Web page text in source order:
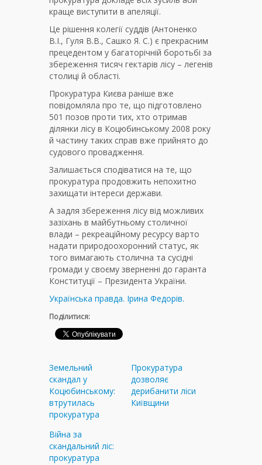
краще виступити в апеляції.
Це рішення колегії суддів (Антоненко
В.І., Гуля В.В., Сашко Я. С.) є прекрасним
прецедентом у багаторічній боротьбі за
збереження тисяч гектарів лісу – легенів
столиці й області.
Прокуратура Києва раніше вже
повідомляла про те, що підготовлено
501 позов проти тих, хто отримав
ділянки лісу в Коцюбинському 2008 року
й частину таких справ вже прийнято до
судового провадження.
Залишається сподіватися на те, що
прокуратура продовжить непохитно
захищати інтереси держави.
А задля збереження лісу від можливих
зазіхань в майбутньому столичної
влади – рекреаційному ресурсу варто
надати природоохоронний статус, як
того вимагають столична та сусідні
громади у своєму зверненні до гаранта
Конституції – Президента України.
Українська правда. Ірина Федорів.
Поділитися:
Земельний
скандал у
Коцюбинському:
втрутилась
прокуратура
Прокуратура
дозволяє
дерибанити ліси
Київщини
Війна за
скандальний ліс:
прокуратура